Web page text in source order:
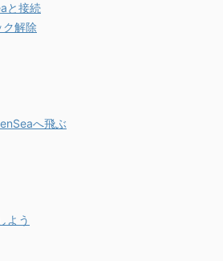
と接続
解除
へ飛ぶ
よう